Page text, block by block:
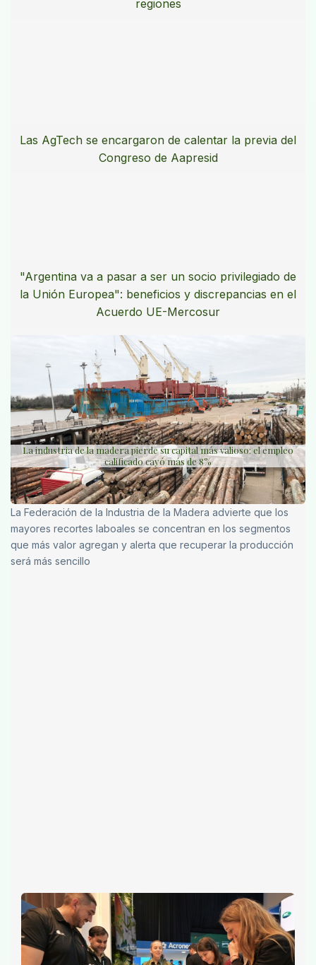
regiones
Las AgTech se encargaron de calentar la previa del
Congreso de Aapresid
"Argentina va a pasar a ser un socio privilegiado de
la Unión Europea": beneficios y discrepancias en el
Acuerdo UE-Mercosur
La industria de la madera pierde su capital más valioso: el empleo
calificado cayó más de 8%
La Federación de la Industria de la Madera advierte que los
mayores recortes laboales se concentran en los segmentos
que más valor agregan y alerta que recuperar la producción
será más sencillo